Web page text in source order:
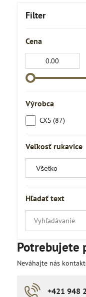
Filter
Cena
Výrobca
CXS (87)
Veľkosť rukavice
Hľadať text
Prehľadať
výsledky
fulltextom
Potrebujete
Neváhajte nás
+421 948